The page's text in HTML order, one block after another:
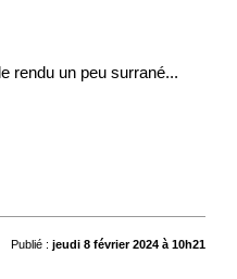
rendu un peu surrané...
Publié : jeudi 8 février 2024 à 10h21